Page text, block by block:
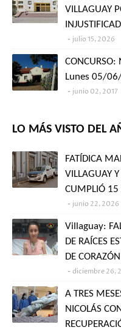
VILLAGUAY
julio 15, 2026
Lunes 05/
junio 02, 2017
LO MÁS VISTO DEL
FATÍDICA
VILLAGUAY
CUMPLIÓ 15
junio 22, 2026
Villaguay:
DE RAÍCES
DE
diciembre 26,
A TRES
NICOLÁS